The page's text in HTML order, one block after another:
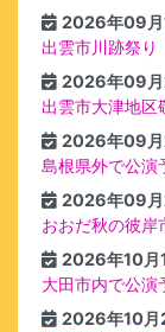
2026年09月
出雲市川跡祭り
2026年09月
出雲市大津地区
2026年09
島根県外で公演
2026年09
おおだ秋の彼
2026年10月
大田市内で公演
2026年10